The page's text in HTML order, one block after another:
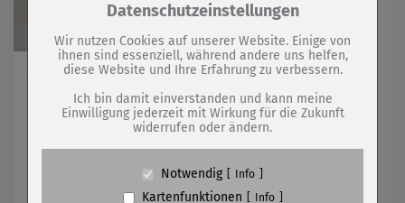
Am 04.08.2026 für einen Tag gültig
Bürgerinnen und Bürger können Ideen
Zum Betrieb der Seite notwendige Cookies /
Name
PHP Session Cookie
Anbieter
Eigentümer dieser Website (Wenko-
Wenselaar GmbH & Co. KG)
Absicherung Kontaktformular / SPAM
Datenschutzeinstellungen
Wir nutzen Cookies auf unserer Website. Einige von
ihnen sind essenziell, während andere uns helfen,
diese Website und Ihre Erfahrung zu verbessern.
Ich bin damit einverstanden und kann meine
Einwilligung jederzeit mit Wirkung für die Zukunft
widerrufen oder ändern.
Notwendig Info
Kartenfunktionen Info